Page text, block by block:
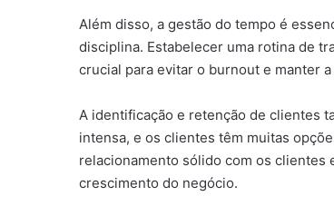
Além disso, a gestão do tempo é
disciplina. Estabelecer uma rotina de
crucial para evitar o burnout e manter
A identificação e retenção de clientes
intensa, e os clientes têm muitas
relacionamento sólido com os clientes
crescimento do negócio.